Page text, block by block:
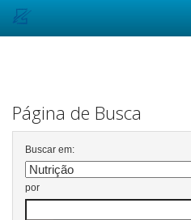
Página de Busca
Buscar em:
por